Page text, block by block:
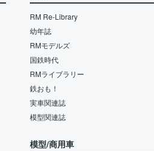
RM Re-Library
幼年誌
RMモデルズ
国鉄時代
RMライブラリー
鉄おも！
実車関連誌
模型関連誌
模型/商用車